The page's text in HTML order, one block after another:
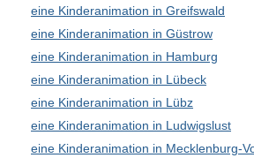
eine Kinderanimation in Greifswald
eine Kinderanimation in Güstrow
eine Kinderanimation in Hamburg
eine Kinderanimation in Lübeck
eine Kinderanimation in Lübz
eine Kinderanimation in Ludwigslust
eine Kinderanimation in Mecklenburg-